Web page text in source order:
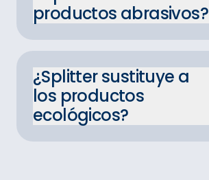
productos abrasivos?
¿Splitter sustituye a
los productos
ecológicos?